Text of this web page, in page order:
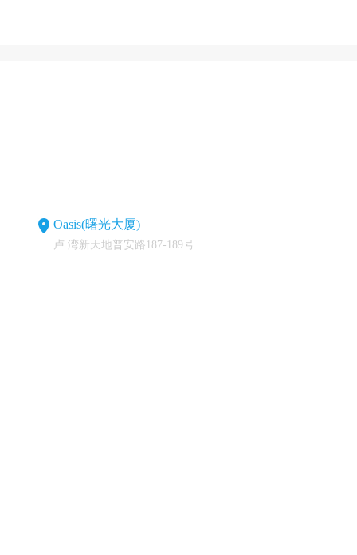
Oasis(曙光大厦)
卢 湾新天地普安路187-189号